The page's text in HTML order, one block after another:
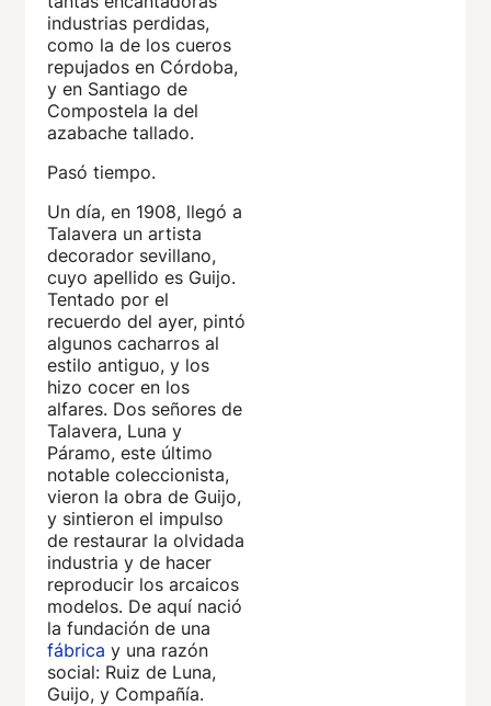
industrias perdidas,
como la de los cueros
repujados en Córdoba,
y en Santiago de
Compostela la del
azabache tallado.
Pasó tiempo.
Un día, en 1908, llegó a
Talavera un artista
decorador sevillano,
cuyo apellido es Guijo.
Tentado por el
recuerdo del ayer, pintó
algunos cacharros al
estilo antiguo, y los
hizo cocer en los
alfares. Dos señores de
Talavera, Luna y
Páramo, este último
notable coleccionista,
vieron la obra de Guijo,
y sintieron el impulso
de restaurar la olvidada
industria y de hacer
reproducir los arcaicos
modelos. De aquí nació
la fundación de una
fábrica y una razón
social: Ruiz de Luna,
Guijo, y Compañía.